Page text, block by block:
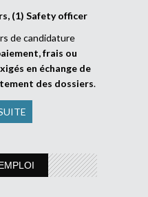
(1) Safety officer
de candidature
frais ou
en échange de
des dossiers.